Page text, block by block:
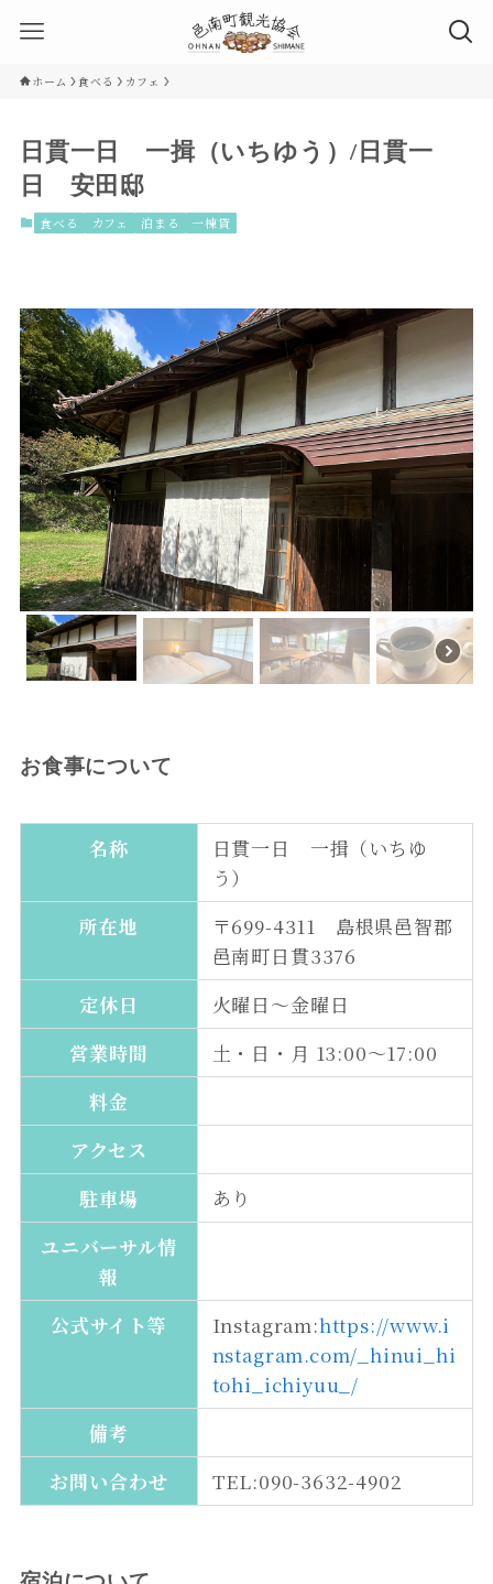
ホーム 食べる カフェ
日貫一日 一揖（いちゆう）/日貫一
日 安田邸
食べる カフェ 泊まる 一棟貸
お食事について
名称
日貫一日 一揖（いちゆ
う）
所在地
〒699-4311 島根県邑智郡
邑南町日貫3376
定休日
火曜日～金曜日
営業時間
土・日・月 13:00～17:00
料金
アクセス
駐車場
あり
ユニバーサル情
報
公式サイト等
Instagram:https://www.i
nstagram.com/_hinui_hi
tohi_ichiyuu_/
備考
お問い合わせ
TEL:090-3632-4902